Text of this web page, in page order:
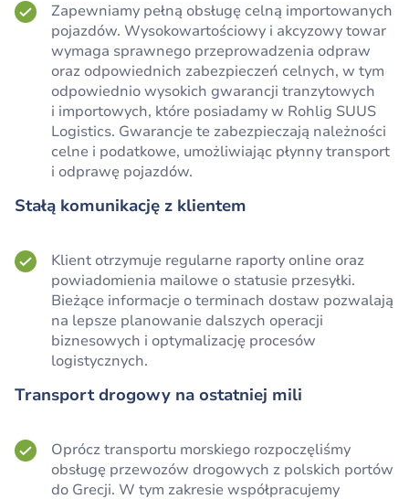
Zapewniamy pełną obsługę celną importowanych
pojazdów. Wysokowartościowy i akcyzowy towar
wymaga sprawnego przeprowadzenia odpraw
oraz odpowiednich zabezpieczeń celnych, w tym
odpowiednio wysokich gwarancji tranzytowych
i importowych, które posiadamy w Rohlig SUUS
Logistics. Gwarancje te zabezpieczają należności
celne i podatkowe, umożliwiając płynny transport
i odprawę pojazdów.
Stałą komunikację z klientem
Klient otrzymuje regularne raporty online oraz
powiadomienia mailowe o statusie przesyłki.
Bieżące informacje o terminach dostaw pozwalają
na lepsze planowanie dalszych operacji
biznesowych i optymalizację procesów
logistycznych.
Transport drogowy na ostatniej mili
Oprócz transportu morskiego rozpoczęliśmy
obsługę przewozów drogowych z polskich portów
do Grecji. W tym zakresie współpracujemy